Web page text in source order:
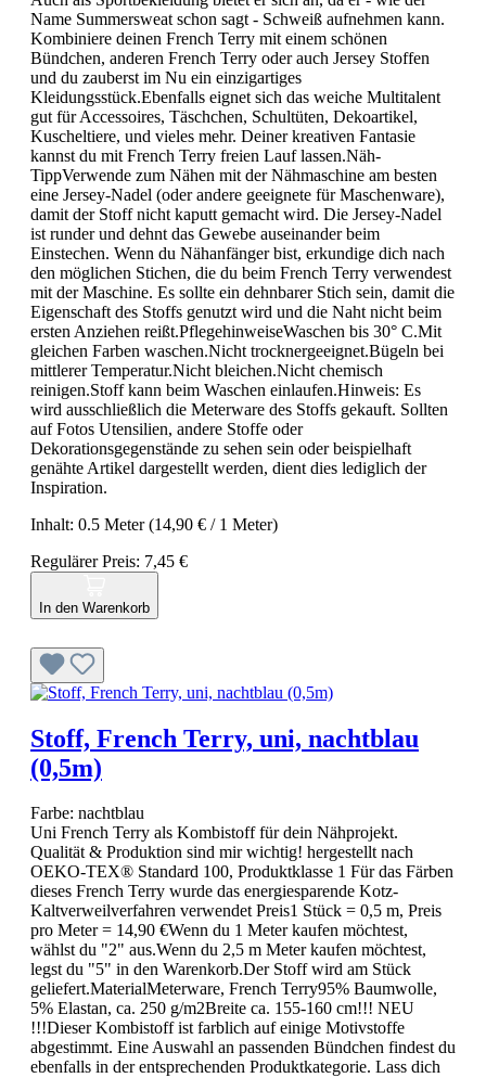
Name Summersweat schon sagt - Schweiß aufnehmen kann.
Kombiniere deinen French Terry mit einem schönen
Bündchen, anderen French Terry oder auch Jersey Stoffen
und du zauberst im Nu ein einzigartiges
Kleidungsstück.Ebenfalls eignet sich das weiche Multitalent
gut für Accessoires, Täschchen, Schultüten, Dekoartikel,
Kuscheltiere, und vieles mehr. Deiner kreativen Fantasie
kannst du mit French Terry freien Lauf lassen.Näh-
TippVerwende zum Nähen mit der Nähmaschine am besten
eine Jersey-Nadel (oder andere geeignete für Maschenware),
damit der Stoff nicht kaputt gemacht wird. Die Jersey-Nadel
ist runder und dehnt das Gewebe auseinander beim
Einstechen. Wenn du Nähanfänger bist, erkundige dich nach
den möglichen Stichen, die du beim French Terry verwendest
mit der Maschine. Es sollte ein dehnbarer Stich sein, damit die
Eigenschaft des Stoffs genutzt wird und die Naht nicht beim
ersten Anziehen reißt.PflegehinweiseWaschen bis 30° C.Mit
gleichen Farben waschen.Nicht trocknergeeignet.Bügeln bei
mittlerer Temperatur.Nicht bleichen.Nicht chemisch
reinigen.Stoff kann beim Waschen einlaufen.Hinweis: Es
wird ausschließlich die Meterware des Stoffs gekauft. Sollten
auf Fotos Utensilien, andere Stoffe oder
Dekorationsgegenstände zu sehen sein oder beispielhaft
genähte Artikel dargestellt werden, dient dies lediglich der
Inspiration.
Inhalt: 0.5 Meter(14,90 € / 1 Meter)
Regulärer Preis: 7,45 €
In den Warenkorb
Stoff, French Terry, uni, nachtblau
(0,5m)
Farbe: nachtblau
Uni French Terry als Kombistoff für dein Nähprojekt.
Qualität & Produktion sind mir wichtig! hergestellt nach
OEKO-TEX® Standard 100, Produktklasse 1 Für das Färben
dieses French Terry wurde das energiesparende Kotz-
Kaltverweilverfahren verwendet Preis1 Stück = 0,5 m, Preis
pro Meter = 14,90 €Wenn du 1 Meter kaufen möchtest,
wählst du "2" aus.Wenn du 2,5 m Meter kaufen möchtest,
legst du "5" in den Warenkorb.Der Stoff wird am Stück
geliefert.MaterialMeterware, French Terry95% Baumwolle,
5% Elastan, ca. 250 g/m2Breite ca. 155-160 cm!!! NEU
!!!Dieser Kombistoff ist farblich auf einige Motivstoffe
abgestimmt. Eine Auswahl an passenden Bündchen findest du
ebenfalls in der entsprechenden Produktkategorie. Lass dich